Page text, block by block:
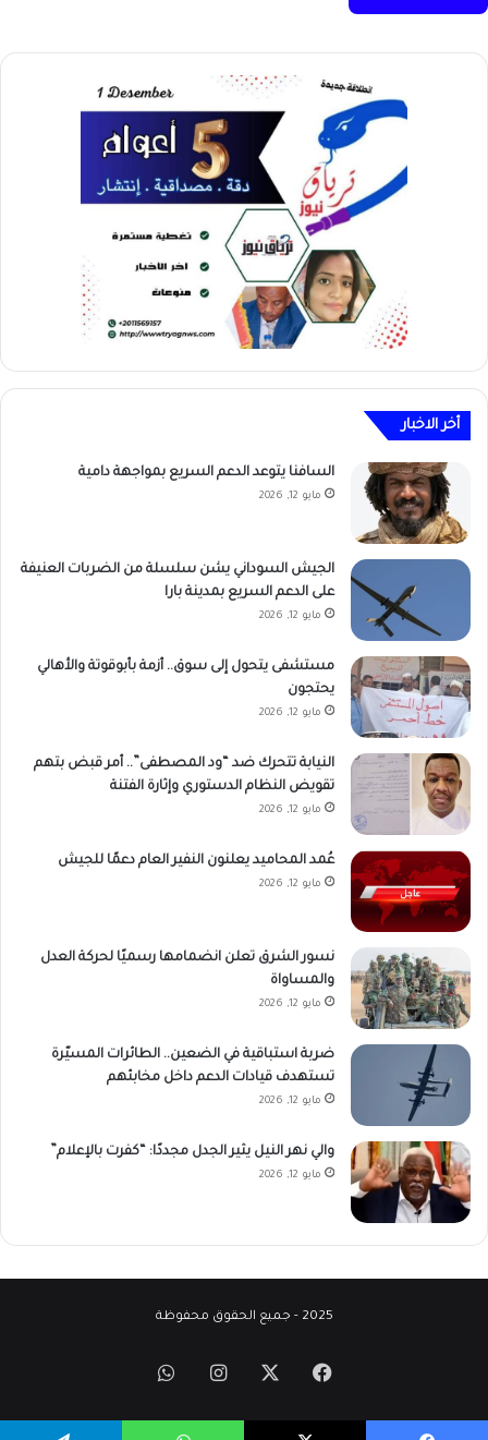
أخر الاخبار
السافنا يتوعد الدعم السريع بمواجهة دامية
مايو 12, 2026
الجيش السوداني يشن سلسلة من الضربات العنيفة
على الدعم السريع بمدينة بارا
مايو 12, 2026
مستشفى يتحول إلى سوق.. أزمة بأبوقوتة والأهالي
يحتجون
مايو 12, 2026
النيابة تتحرك ضد “ود المصطفى”.. أمر قبض بتهم
تقويض النظام الدستوري وإثارة الفتنة
مايو 12, 2026
عُمد المحاميد يعلنون النفير العام دعمًا للجيش
مايو 12, 2026
نسور الشرق تعلن انضمامها رسميًا لحركة العدل
والمساواة
مايو 12, 2026
ضربة استباقية في الضعين.. الطائرات المسيّرة
تستهدف قيادات الدعم داخل مخابئهم
مايو 12, 2026
والي نهر النيل يثير الجدل مجددًا: “كفرت بالإعلام”
مايو 12, 2026
2025 - جميع الحقوق محفوظة
فيسبوك انستقرامواتساب